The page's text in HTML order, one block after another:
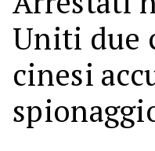
Uniti due
cinesi